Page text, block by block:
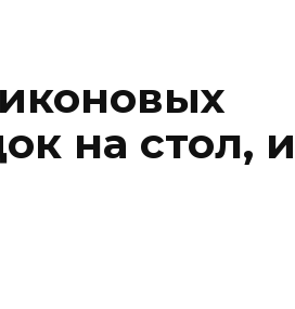
на стол,